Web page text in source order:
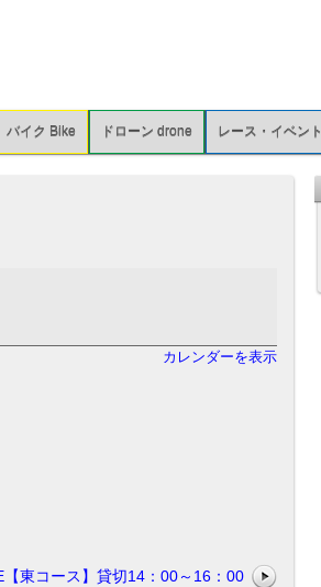
バイク Bike ドローン drone レース・イベント
カレンダーを表示
【東コース】貸切14：00～16：00